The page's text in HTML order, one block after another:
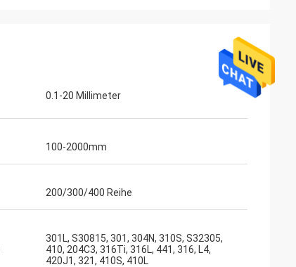
0.1-20 Millimeter
100-2000mm
200/300/400 Reihe
301L, S30815, 301, 304N, 310S, S32305,
410, 204C3, 316Ti, 316L, 441, 316, L4,
420J1, 321, 410S, 410L